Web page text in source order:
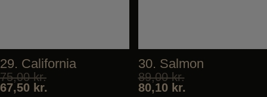
29. California
75,00kr.
67,50 kr.
30. Salmon
89,00kr.
80,10 kr.